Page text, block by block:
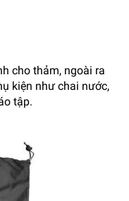
cho thảm, ngoài ra
kiện như chai nước,
tập.